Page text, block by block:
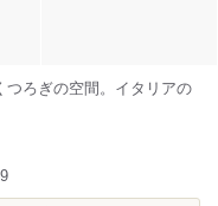
つろぎの空間。イタリアの